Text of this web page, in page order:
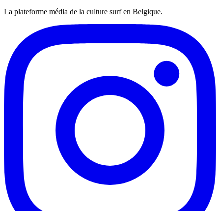
La plateforme média de la culture surf en Belgique.